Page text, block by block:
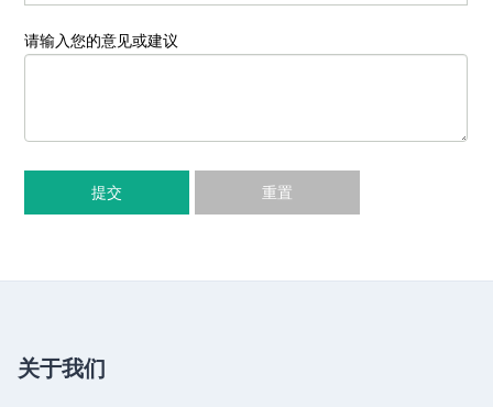
请输入您的意见或建议
提交 重置
关于我们